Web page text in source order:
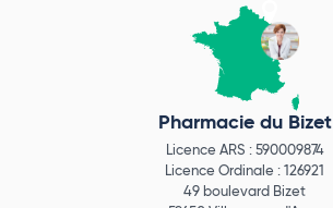
Pharmacie du Bizet
Licence ARS : 590009874
Licence Ordinale : 126921
49 boulevard Bizet